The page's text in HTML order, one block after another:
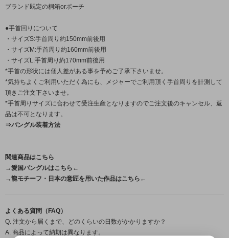
ブランド既定の桐箱orポーチ
●手首回りについて
・サイズS:手首周り約150mm前後用
・サイズM:手首周り約160mm前後用
・サイズL:手首周り約170mm前後用
*手首の形状には個人差がある事を予めご了承下さいませ。
*気持ちよくご利用いただく為にも、メジャーでご利用頂く手首周りを計測して
頂きご注文下さいませ。
*手首周りサイズに合わせて受注生産となりますのでご注文後のキャンセル、返
品は不可となります。
⇒バングル装着方法
関連商品はこちら
→愛国バングルはこちら←
→龍モチーフ・日本の意匠を用いた作品はこちら←
よくある質問（FAQ）
Q. 注文から届くまで、どのくらいの日数がかかりますか？
A. 商品によって納期は異なります。